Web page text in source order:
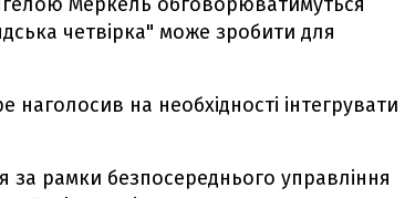
четвірка" може зробити для
на необхідності інтегрувати
за рамки безпосереднього управління